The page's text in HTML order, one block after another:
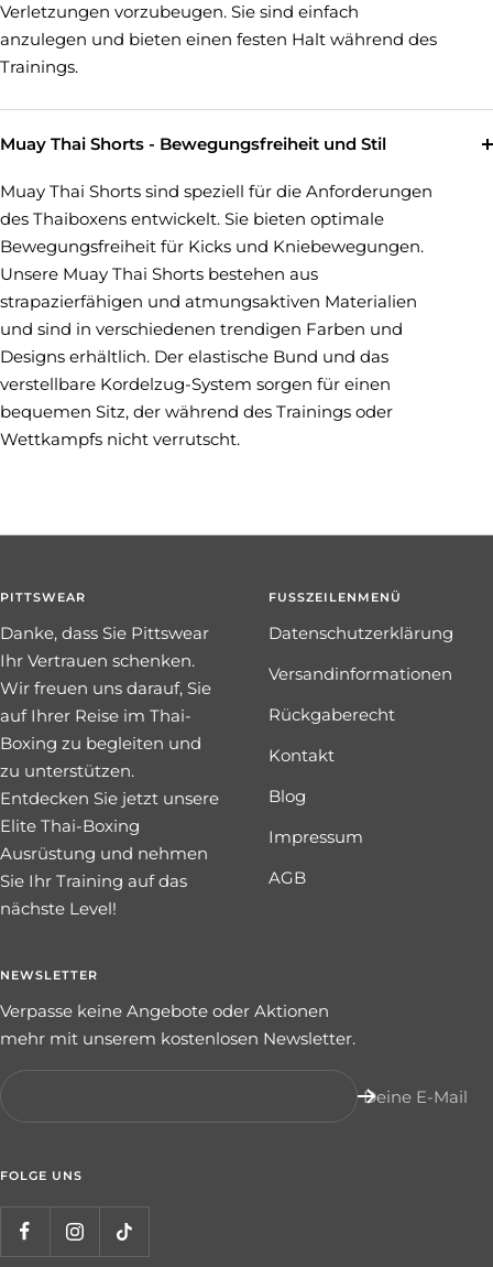
Verletzungen vorzubeugen. Sie sind einfach
anzulegen und bieten einen festen Halt während des
Trainings.
Muay Thai Shorts - Bewegungsfreiheit und Stil
Muay Thai Shorts sind speziell für die Anforderungen
des Thaiboxens entwickelt. Sie bieten optimale
Bewegungsfreiheit für Kicks und Kniebewegungen.
Unsere Muay Thai Shorts bestehen aus
strapazierfähigen und atmungsaktiven Materialien
und sind in verschiedenen trendigen Farben und
Designs erhältlich. Der elastische Bund und das
verstellbare Kordelzug-System sorgen für einen
bequemen Sitz, der während des Trainings oder
Wettkampfs nicht verrutscht.
PITTSWEAR
Danke, dass Sie Pittswear
Ihr Vertrauen schenken.
Wir freuen uns darauf, Sie
auf Ihrer Reise im Thai-
Boxing zu begleiten und
zu unterstützen.
Entdecken Sie jetzt unsere
Elite Thai-Boxing
Ausrüstung und nehmen
Sie Ihr Training auf das
nächste Level!
FUSSZEILENMENÜ
Datenschutzerklärung
Versandinformationen
Rückgaberecht
Kontakt
Blog
Impressum
AGB
NEWSLETTER
Verpasse keine Angebote oder Aktionen
mehr mit unserem kostenlosen Newsletter.
Deine E-Mail
FOLGE UNS